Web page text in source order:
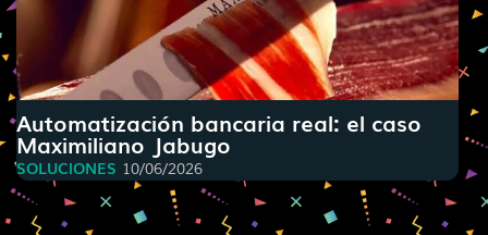
Automatización bancaria real: el caso
Maximiliano Jabugo
SOLUCIONES 10/06/2026